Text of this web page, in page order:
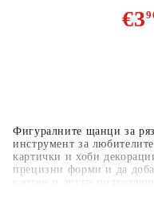
€3
Фигуралните щанци за
инструмент за
картички и хоби
прецизни форми и да
картон и други